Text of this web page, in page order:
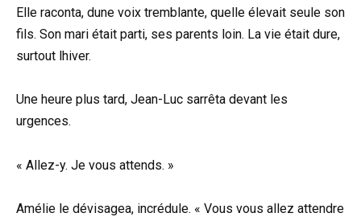
Elle raconta, dune voix tremblante, quelle élevait seule son
fils. Son mari était parti, ses parents loin. La vie était dure,
surtout lhiver.
Une heure plus tard, Jean-Luc sarrêta devant les
urgences.
« Allez-y. Je vous attends. »
Amélie le dévisagea, incrédule. « Vous vous allez attendre